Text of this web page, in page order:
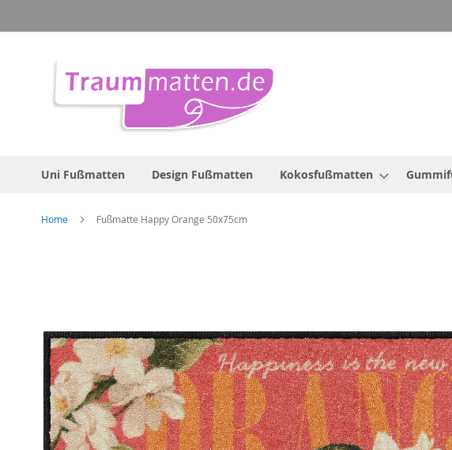
zum
Uni Fußmatten Design Fußmatten Kokosfußmatten
Home Fußmatte Happy Orange 50x75cm